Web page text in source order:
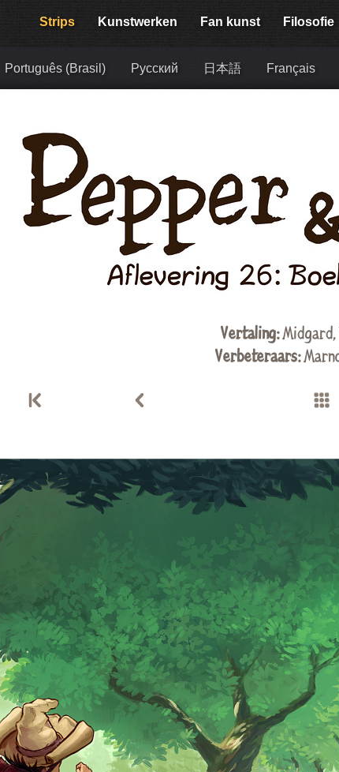
Strips Kunstwerken Fan kunst Filosofie
Português (Brasil) Русский 日本語 Français
Vertaling:Midgard,
Verbeteraars: